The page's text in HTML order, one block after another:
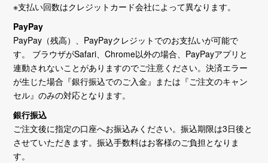
※支払い回数はクレジットカード会社によって異なります。
PayPay
PayPay（残高）、PayPayクレジットでのお支払いが可能で
す。 ブラウザがSafari、Chrome以外の場合、PayPayアプリと
連動されないことがありますのでご注意ください。決済エラー
が生じた場合『銀行振込でのご入金』または『ご注文のキャン
セル』のみの対応となります。
銀行振込
ご注文後に指定の口座へお振込みください。振込期限は3日後と
させていただきます。振込手数料はお客様のご負担となりま
す。